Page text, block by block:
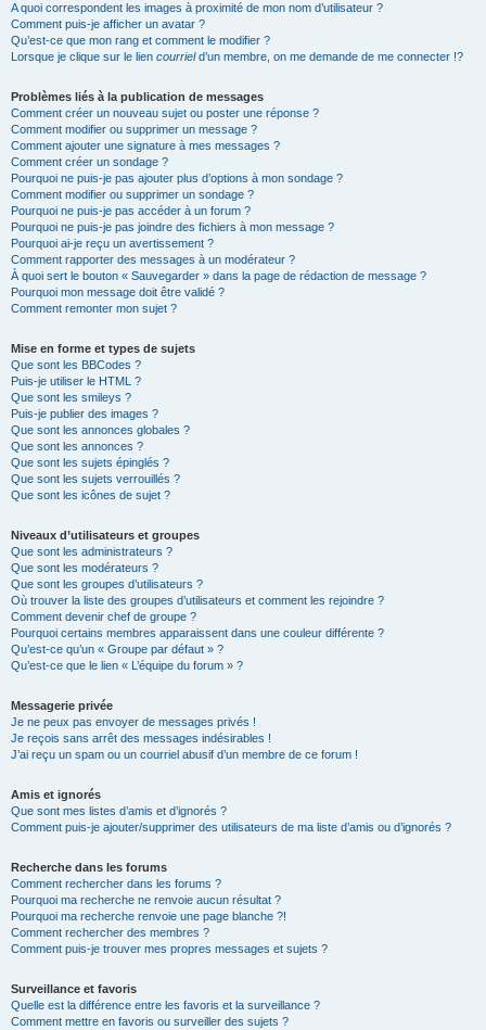
A quoi correspondent les images à proximité de mon nom d’utilisateur ?
Comment puis-je afficher un avatar ?
Qu’est-ce que mon rang et comment le modifier ?
Lorsque je clique sur le lien courrield’un membre, on me demande de me connecter !?
Problèmes liés à la publication de messages
Comment créer un nouveau sujet ou poster une réponse ?
Comment modifier ou supprimer un message ?
Comment ajouter une signature à mes messages ?
Comment créer un sondage ?
Pourquoi ne puis-je pas ajouter plus d’options à mon sondage ?
Comment modifier ou supprimer un sondage ?
Pourquoi ne puis-je pas accéder à un forum ?
Pourquoi ne puis-je pas joindre des fichiers à mon message ?
Pourquoi ai-je reçu un avertissement ?
Comment rapporter des messages à un modérateur ?
À quoi sert le bouton « Sauvegarder » dans la page de rédaction de message ?
Pourquoi mon message doit être validé ?
Comment remonter mon sujet ?
Mise en forme et types de sujets
Que sont les BBCodes ?
Puis-je utiliser le HTML ?
Que sont les smileys ?
Puis-je publier des images ?
Que sont les annonces globales ?
Que sont les annonces ?
Que sont les sujets épinglés ?
Que sont les sujets verrouillés ?
Que sont les icônes de sujet ?
Niveaux d’utilisateurs et groupes
Que sont les administrateurs ?
Que sont les modérateurs ?
Que sont les groupes d’utilisateurs ?
Où trouver la liste des groupes d’utilisateurs et comment les rejoindre ?
Comment devenir chef de groupe ?
Pourquoi certains membres apparaissent dans une couleur différente ?
Qu’est-ce qu’un « Groupe par défaut » ?
Qu’est-ce que le lien « L’équipe du forum » ?
Messagerie privée
Je ne peux pas envoyer de messages privés !
Je reçois sans arrêt des messages indésirables !
J’ai reçu un spam ou un courriel abusif d’un membre de ce forum !
Amis et ignorés
Que sont mes listes d’amis et d’ignorés ?
Comment puis-je ajouter/supprimer des utilisateurs de ma liste d’amis ou d’ignorés ?
Recherche dans les forums
Comment rechercher dans les forums ?
Pourquoi ma recherche ne renvoie aucun résultat ?
Pourquoi ma recherche renvoie une page blanche ?!
Comment rechercher des membres ?
Comment puis-je trouver mes propres messages et sujets ?
Surveillance et favoris
Quelle est la différence entre les favoris et la surveillance ?
Comment mettre en favoris ou surveiller des sujets ?